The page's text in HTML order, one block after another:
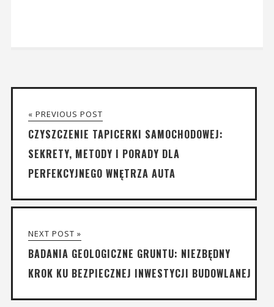
« PREVIOUS POST
CZYSZCZENIE TAPICERKI SAMOCHODOWEJ:
SEKRETY, METODY I PORADY DLA
PERFEKCYJNEGO WNĘTRZA AUTA
NEXT POST »
BADANIA GEOLOGICZNE GRUNTU: NIEZBĘDNY
KROK KU BEZPIECZNEJ INWESTYCJI BUDOWLANEJ